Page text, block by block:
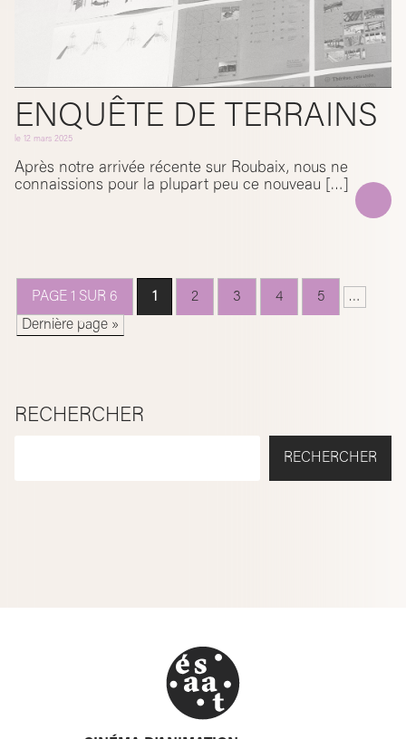
ENQUÊTE DE TERRAINS
le 12 mars 2025
Après notre arrivée récente sur Roubaix, nous ne
connaissions pour la plupart peu ce nouveau […]
PAGE 1 SUR 6 1 2 3 4 5
…
Dernière page »
RECHERCHER
RECHERCHER